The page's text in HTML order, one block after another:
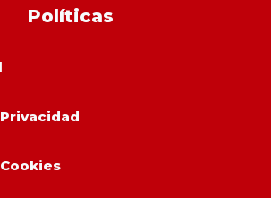
Políticas